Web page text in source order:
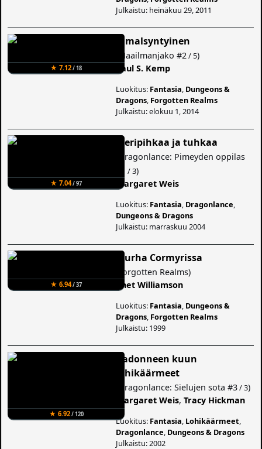
Julkaistu: heinäkuu 29, 2011
★ 7.12/ 18
Jumalsyntyinen
Maailmanjako #2 / 5)
Paul S. Kemp
Luokitus: Fantasia Dungeons &
Dragons Forgotten Realms
Julkaistu: elokuu 1, 2014
★ 7.04/ 97
Meripihkaa ja tuhkaa
Dragonlance: Pimeyden oppilas
/ 3)
Margaret Weis
Luokitus: Fantasia Dragonlance
Dungeons & Dragons
Julkaistu: marraskuu 2004
★ 6.94/ 37
Murha Cormyrissa
Forgotten Realms)
Chet Williamson
Luokitus: Fantasia Dungeons &
Dragons Forgotten Realms
Julkaistu: 1999
★ 6.92/ 120
Kadonneen kuun
lohikäärmeet
Dragonlance: Sielujen sota #3/ 3)
Margaret Weis,Tracy Hickman
Luokitus: Fantasia Lohikäärmeet
Dragonlance Dungeons & Dragons
Julkaistu: 2002